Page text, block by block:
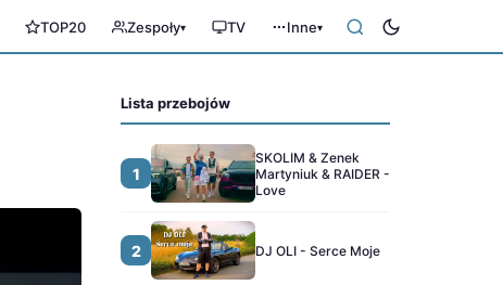
TOP20 Zespoły▾ TV Inne▾
Lista przebojów
1
SKOLIM & Zenek
Martyniuk & RAIDER -
Love
2 DJ OLI - Serce Moje